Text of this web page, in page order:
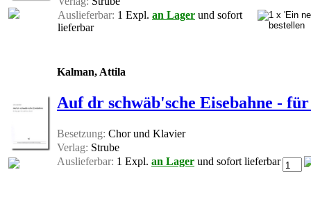
Auslieferbar: 1 Expl. an Lager und sofort
lieferbar
Kalman, Attila
Auf dr schwäb'sche Eisebahne -
Besetzung: Chor und Klavier
Verlag: Strube
Auslieferbar: 1 Expl. an Lager und sofort lieferbar